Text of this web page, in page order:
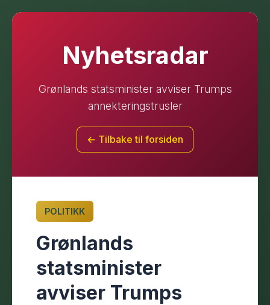
Nyhetsradar
Grønlands statsminister avviser Trumps
annekteringstrusler
← Tilbake til forsiden
POLITIKK
Grønlands
statsminister
avviser Trumps